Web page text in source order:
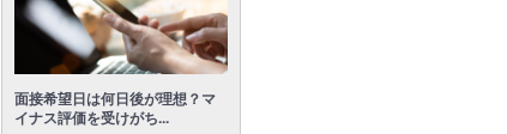
面接希望日は何日後が理想？マ
イナス評価を受けがち...